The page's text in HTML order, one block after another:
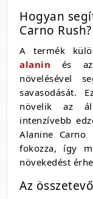
Hogyan
Carno Rush?
A termék
alanin és az
növelésével
savasodását.
növelik az
intenzívebb
Alanine Carno
fokozza, így
növekedést
Az